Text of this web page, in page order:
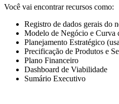
Você vai encontrar recursos como:
Registro de dados gerais do
Modelo de Negócio e Curva
Planejamento Estratégico
Precificação de Produtos e
Plano Financeiro
Dashboard de Viabilidade
Sumário Executivo